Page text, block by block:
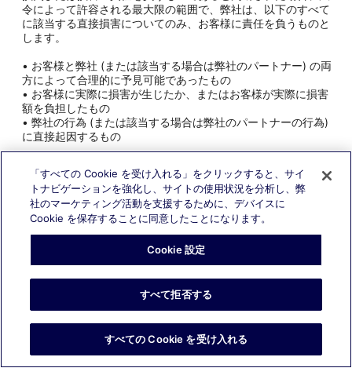
令によって許容される最大限の範囲で、弊社は、以下のすべて
に該当する直接損害についてのみ、お客様に責任を負うものと
します。
• お客様と弊社 (または該当する場合は弊社のパートナー) の両
方によって合理的に予見可能であったもの
• お客様に実際に損害が生じたか、またはお客様が実際に損害
額を負担したもの
• 弊社の行為 (または該当する場合は弊社のパートナーの行為)
に直接起因するもの
責任が生じた場合、当該責任は、いかなる場合であっても、(a)
関係する旅行サービスについてお客様が支払った費用、または
(b) 100 米ドル (US$100.00) もしくは現地通貨での同等額の
いずれか大きい方の金額を超えないものとします。
この責任の制限は、弊社とお客様の間でのリスク分担を反映し
ています。本セクションで規定された制限は、本規約で規定さ
れた限定的救済がその本質的な目的に適っていないと判断され
た場合も存続し、適用されるものとします。本規約で定められ
る責任の制限は、弊社のグループ企業および弊社のパートナー
の利益のために効力を有するものとします。
通信手段の中断や、航空会社、施設、または航空管制官による
ストライキ (該当する場合) を含むあらゆる不可抗力事例は、不
「すべての Cookie を受け入れる」をクリックすると、サイ
トナビゲーションを強化し、サイトの使用状況を分析し、弊
社のマーケティング活動を支援するために、デバイスに
Cookie を保存することに同意したことになります。
Cookie 設定
すべて拒否する
すべての Cookie を受け入れる